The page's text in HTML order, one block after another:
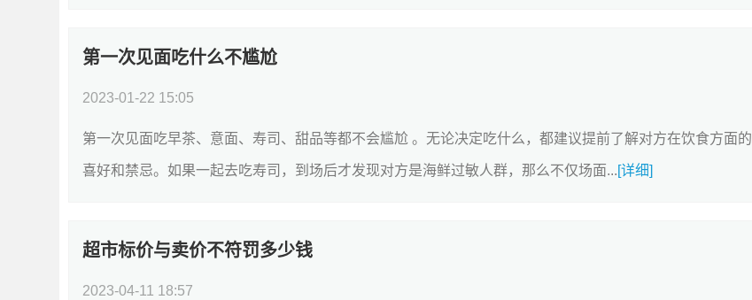
第一次见面吃什么不尴尬
2023-01-22 15:05
第一次见面吃早茶、意面、寿司、甜品等都不会尴尬 。无论决定吃什么，都建议提前了解对方在饮食方面的
喜好和禁忌。如果一起去吃寿司，到场后才发现对方是海鲜过敏人群，那么不仅场面...[详细]
超市标价与卖价不符罚多少钱
2023-04-11 18:57